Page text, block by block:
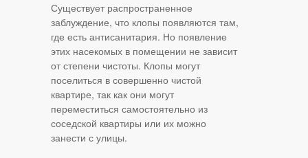
Существует распространенное
заблуждение, что клопы появляются там,
где есть антисанитария. Но появление
этих насекомых в помещении не зависит
от степени чистоты. Клопы могут
поселиться в совершенно чистой
квартире, так как они могут
переместиться самостоятельно из
соседской квартиры или их можно
занести с улицы.